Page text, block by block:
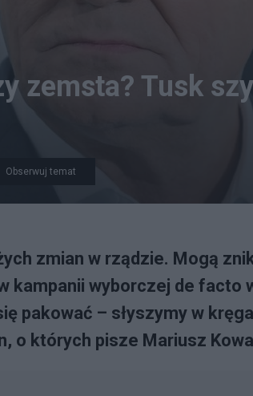
zemsta? Tusk
Obserwuj temat
zmian w rządzie. Mogą
kampanii wyborczej de facto
pakować – słyszymy w
o których pisze Mariusz